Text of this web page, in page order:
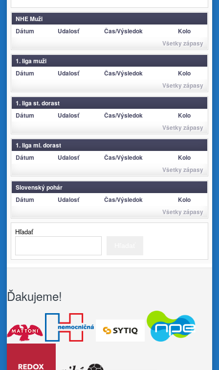
NHE Muži
Dátum
Udalosť Čas/Výsledok
Kolo
Všetky zápasy
1. liga muži
Dátum
Udalosť Čas/Výsledok
Kolo
Všetky zápasy
1. liga st. dorast
Dátum
Udalosť Čas/Výsledok
Kolo
Všetky zápasy
1. liga ml. dorast
Dátum
Udalosť Čas/Výsledok
Kolo
Všetky zápasy
Slovenský pohár
Dátum
Udalosť Čas/Výsledok
Kolo
Všetky zápasy
Hľadať
Ďakujeme!